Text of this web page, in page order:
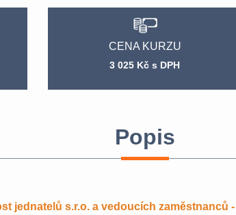
CENA KURZU
3 025 Kč s DPH
Popis
jednatelů s.r.o. a vedoucích zaměstnanců -